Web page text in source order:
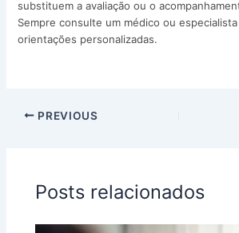
substituem a avaliação ou o
Sempre consulte um médico ou
orientações personalizadas.
PREVIOUS
Posts relacionados